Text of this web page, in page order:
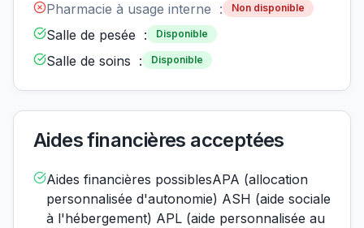
Pharmacie à usage interne : Non disponible
Salle de pesée : Disponible
Salle de soins : Disponible
Aides financières acceptées
Aides financières possiblesAPA (allocation
personnalisée d'autonomie) ASH (aide sociale
à l'hébergement) APL (aide personnalisée au